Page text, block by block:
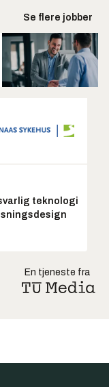
Se flere jobber
teknologi
En tjeneste fra